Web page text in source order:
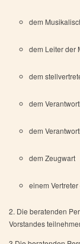
dem
dem Leiter der
dem
dem
dem
dem Zeugwart
einem
2. Die beratenden
Vorstandes